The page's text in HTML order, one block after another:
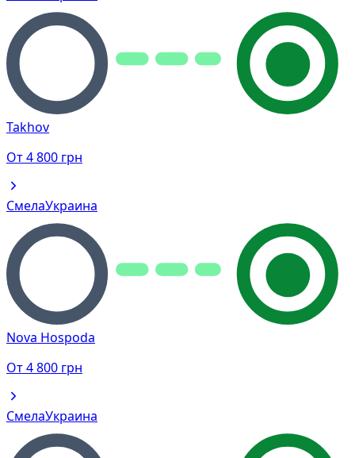
Takhov
От4 800 грн
СмелаУкраина
Nova Hospoda
От4 800 грн
СмелаУкраина